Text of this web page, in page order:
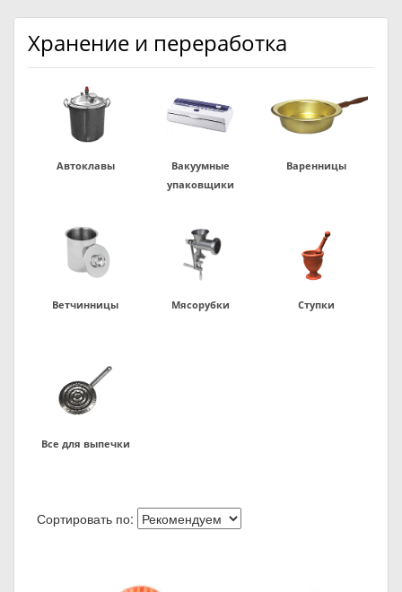
Хранение и переработка
Автоклавы
Вакуумные
упаковщики
Варенницы
Ветчинницы Мясорубки Ступки
Все для выпечки
Сортировать по: